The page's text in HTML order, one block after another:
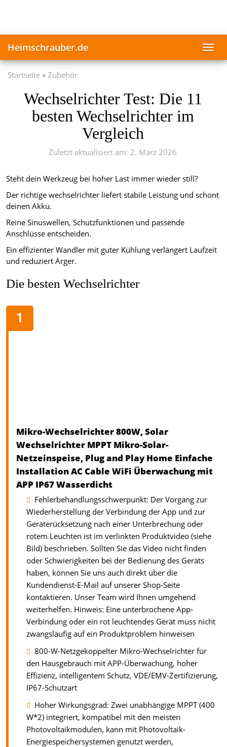
Heimschrauber.de
Startseite Zubehör
Wechselrichter Test: Die 11
besten Wechselrichter im
Vergleich
Zuletzt aktualisiert am: 2. März 2026
Steht dein Werkzeug bei hoher Last immer wieder still?
Der richtige wechselrichter liefert stabile Leistung und schont
deinen Akku.
Reine Sinuswellen, Schutzfunktionen und passende
Anschlüsse entscheiden.
Ein effizienter Wandler mit guter Kühlung verlängert Laufzeit
und reduziert Ärger.
Die besten Wechselrichter
Mikro-Wechselrichter 800W, Solar
Wechselrichter MPPT Mikro-Solar-
Netzeinspeise, Plug and Play Home Einfache
Installation AC Cable WiFi Überwachung mit
APP IP67 Wasserdicht
Fehlerbehandlungsschwerpunkt: Der Vorgang zur
Wiederherstellung der Verbindung der App und zur
Geräterücksetzung nach einer Unterbrechung oder
rotem Leuchten ist im verlinkten Produktvideo (siehe
Bild) beschrieben. Sollten Sie das Video nicht finden
oder Schwierigkeiten bei der Bedienung des Geräts
haben, können Sie uns auch direkt über die
Kundendienst-E-Mail auf unserer Shop-Seite
kontaktieren. Unser Team wird Ihnen umgehend
weiterhelfen. Hinweis: Eine unterbrochene App-
Verbindung oder ein rot leuchtendes Gerät muss nicht
zwangsläufig auf ein Produktproblem hinweisen
800-W-Netzgekoppelter Mikro-Wechselrichter für
den Hausgebrauch mit APP-Überwachung, hoher
Effizienz, intelligentem Schutz, VDE/EMV-Zertifizierung,
IP67-Schutzart
Hoher Wirkungsgrad: Zwei unabhängige MPPT (400
W*2) integriert, kompatibel mit den meisten
Photovoltaikmodulen, kann mit Photovoltaik-
Energiespeichersystemen genutzt werden,